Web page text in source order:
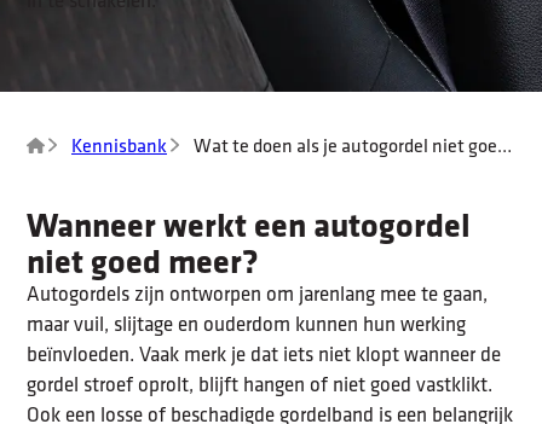
Kennisbank
Wat te doen als je autogordel niet goed
Wanneer werkt een autogordel
niet goed meer?
Autogordels zijn ontworpen om jarenlang mee te gaan,
maar vuil, slijtage en ouderdom kunnen hun werking
beïnvloeden. Vaak merk je dat iets niet klopt wanneer de
gordel stroef oprolt, blijft hangen of niet goed vastklikt.
Ook een losse of beschadigde gordelband is een belangrijk